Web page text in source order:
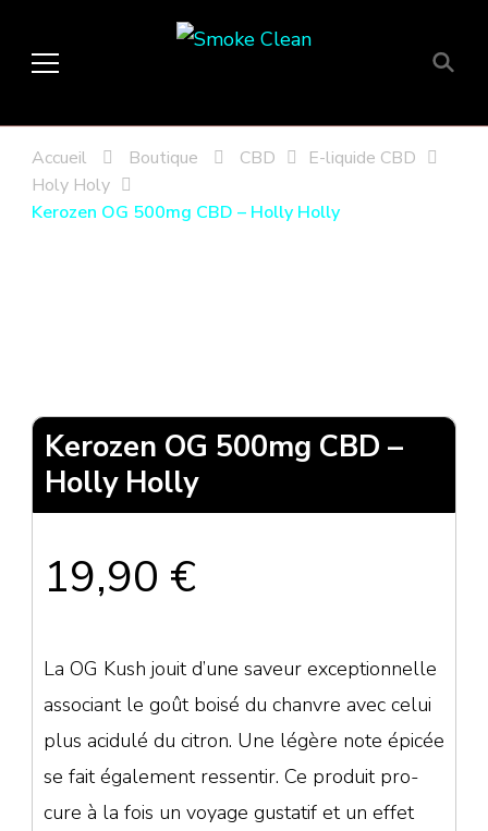
Smoke Clean
Accueil Boutique CBD
E-liquide CBD
Holy Holy
Kerozen OG 500mg CBD – Holly Holly
Kerozen OG 500mg CBD –
Holly Holly
19,90 €
La OG Kush jouit d’une saveur exceptionnelle
associant le goût boisé du chanvre avec celui
plus acidulé du citron. Une légère note épicée
se fait également ressentir. Ce produit pro-
cure à la fois un voyage gustatif et un effet